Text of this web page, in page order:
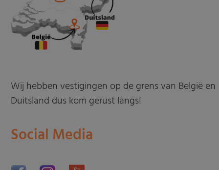
Wij hebben vestigingen op de grens van België en
Duitsland dus kom gerust langs!
Social Media